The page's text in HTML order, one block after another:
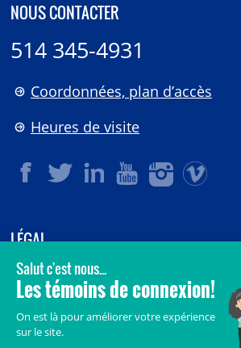
NOUS CONTACTER
514 345-4931
Coordonnées, plan d’accès
Heures de visite
LÉGAL
© 2006-2026CHU Sainte-Justine.
Tous droits réservés.
Accès aux documents des organismes